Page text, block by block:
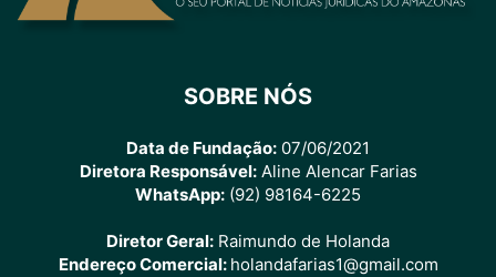
SOBRE NÓS
Data de Fundação: 07/06/2021
Diretora Responsável:Aline Alencar Farias
WhatsApp: (92) 98164-6225
Diretor Geral: Raimundo de Holanda
Endereço Comercial: holandafarias1@gmail.com